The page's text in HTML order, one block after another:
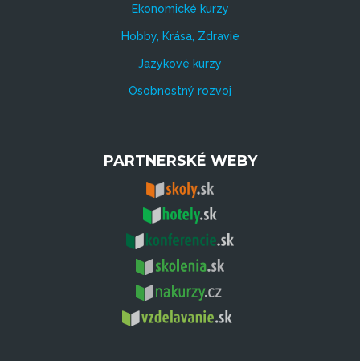
Ekonomické kurzy
Hobby, Krása, Zdravie
Jazykové kurzy
Osobnostný rozvoj
PARTNERSKÉ WEBY